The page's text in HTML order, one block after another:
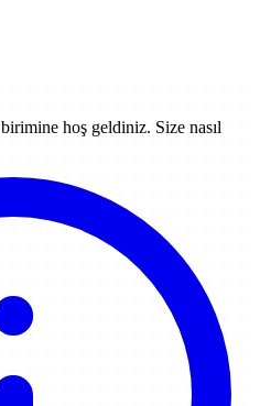
birimine hoş geldiniz. Size nasıl